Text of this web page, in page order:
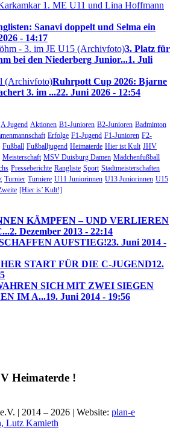
Sanavi doppelt und Selma ein
- 14:17
3. Platz für
bei den Niederberg Junior...1. Juli
Ruhrpott Cup 2026: Bjarne
3. im ...22. Juni 2026 - 12:54
A Jugend Aktionen B1-Junioren B2-Junioren Badminton
Erfolge F1-Jugend F1-Junioren F2-
Fußball Fußballjugend Heimaterde Hier ist Kult JHV
Meisterschaft MSV Duisburg Damen Mädchenfußball
Presseberichte Rangliste Sport Stadtmeisterschaften
Turnier Turniere U11 Juniorinnen U13 Juniorinnen U15
[Hier is’ Kult!]
KÄMPFEN – UND VERLIEREN
2. Dezember 2013 - 22:14
AUFSTIEG!23. Juni 2014 -
START FÜR DIE C-JUGEND12.
SICH MIT ZWEI SIEGEN
IM A...19. Juni 2014 - 19:56
Heimaterde !
| 2014 – 2026 | Website: plan-e
Lutz Kamieth